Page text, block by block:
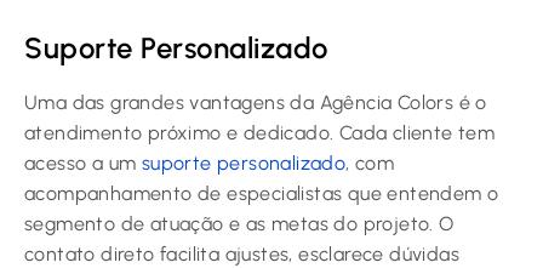
Suporte Personalizado
Uma das grandes vantagens da Agência Colors é o
atendimento próximo e dedicado. Cada cliente tem
acesso a um suporte personalizado, com
acompanhamento de especialistas que entendem o
segmento de atuação e as metas do projeto. O
contato direto facilita ajustes, esclarece dúvidas